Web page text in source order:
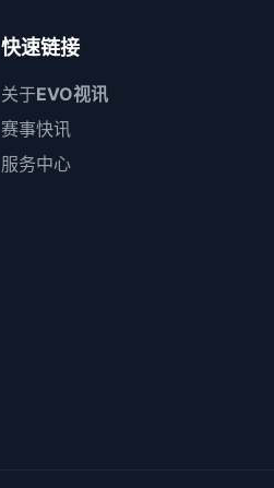
快速链接
关于EVO视讯
赛事快讯
服务中心